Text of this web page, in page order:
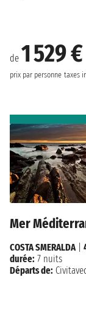
de 1 529 €
prix par personne taxes
Mer
COSTA SMERALDA
durée: 7 nuits
Départs de: